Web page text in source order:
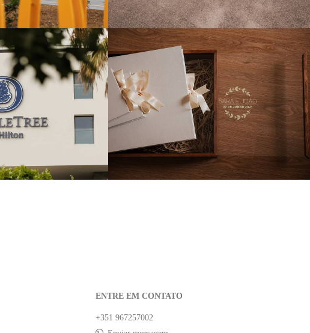
5112 14
ENTRE EM CONTATO
+351 967257002